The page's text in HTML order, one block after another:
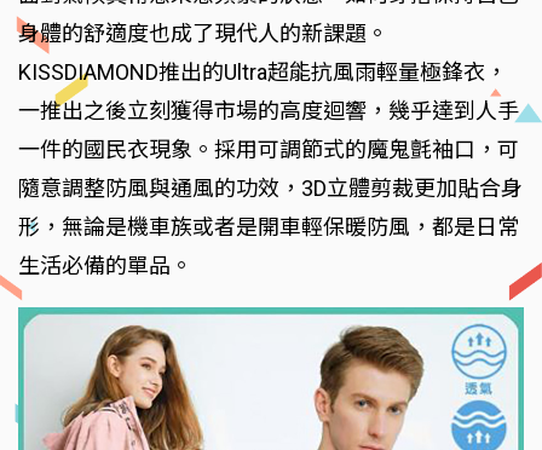
身體的舒適度也成了現代人的新課題。
KISSDIAMOND推出的Ultra超能抗風雨輕量極鋒衣，
一推出之後立刻獲得市場的高度迴響，幾乎達到人手
一件的國民衣現象。採用可調節式的魔鬼氈袖口，可
隨意調整防風與通風的功效，3D立體剪裁更加貼合身
形，無論是機車族或者是開車輕保暖防風，都是日常
生活必備的單品。